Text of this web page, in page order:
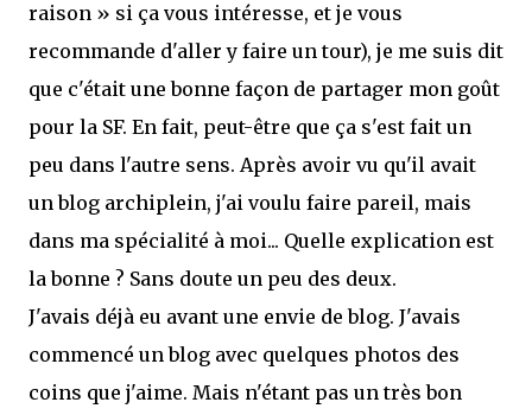
raison » si ça vous intéresse, et je vous
recommande d'aller y faire un tour), je me suis dit
que c'était une bonne façon de partager mon goût
pour la SF. En fait, peut-être que ça s'est fait un
peu dans l'autre sens. Après avoir vu qu'il avait
un blog archiplein, j'ai voulu faire pareil, mais
dans ma spécialité à moi... Quelle explication est
la bonne ? Sans doute un peu des deux.
J'avais déjà eu avant une envie de blog. J'avais
commencé un blog avec quelques photos des
coins que j'aime. Mais n'étant pas un très bon